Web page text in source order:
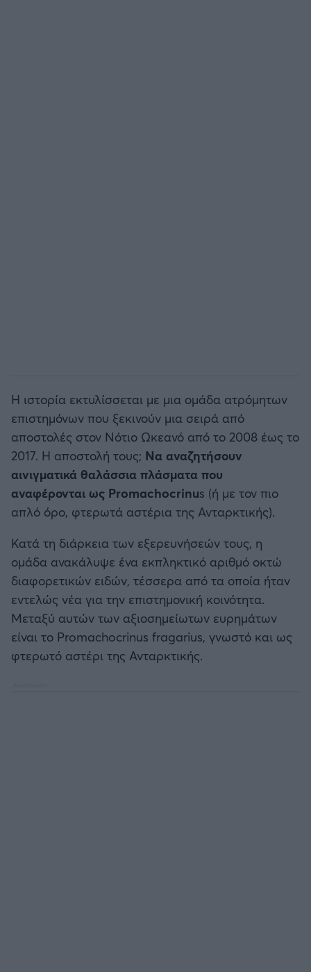
Η ιστορία εκτυλίσσεται με μια ομάδα ατρόμητων
επιστημόνων που ξεκινούν μια σειρά από
αποστολές στον Νότιο Ωκεανό από το 2008 έως το
2017. Η αποστολή τους; Να αναζητήσουν
αινιγματικά θαλάσσια πλάσματα που
αναφέρονται ως Promachocrinus (ή με τον πιο
απλό όρο, φτερωτά αστέρια της Ανταρκτικής).
Κατά τη διάρκεια των εξερευνήσεών τους, η
ομάδα ανακάλυψε ένα εκπληκτικό αριθμό οκτώ
διαφορετικών ειδών, τέσσερα από τα οποία ήταν
εντελώς νέα για την επιστημονική κοινότητα.
Μεταξύ αυτών των αξιοσημείωτων ευρημάτων
είναι το Promachocrinus fragarius, γνωστό και ως
φτερωτό αστέρι της Ανταρκτικής.